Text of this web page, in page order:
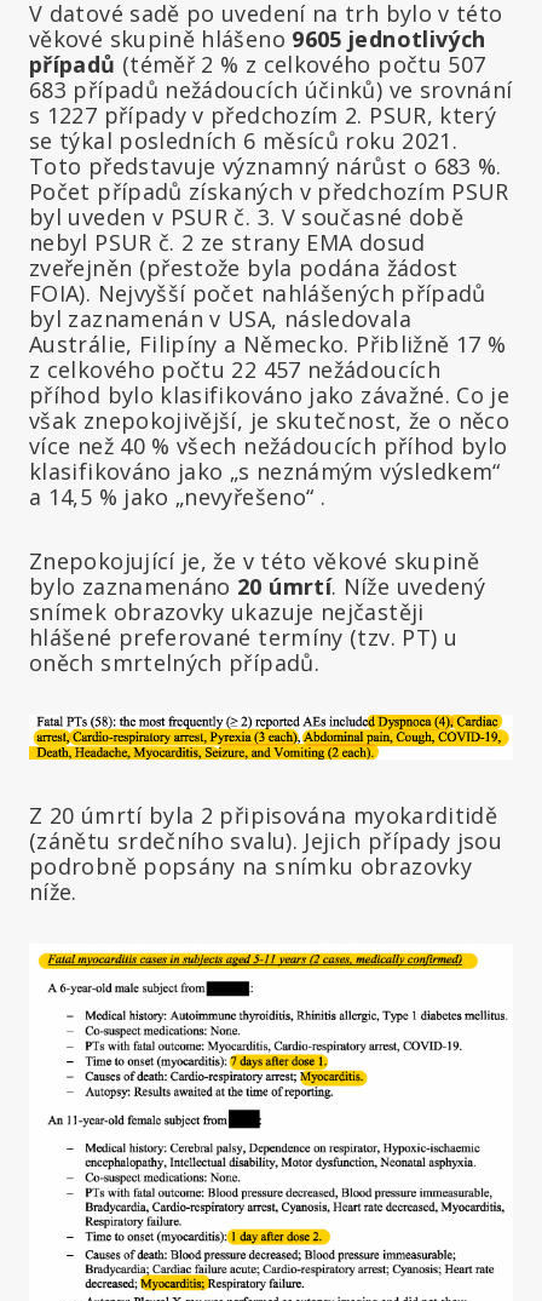
V datové sadě po uvedení na trh bylo v této
věkové skupině hlášeno 9605 jednotlivých
případů (téměř 2 % z celkového počtu 507
683 případů nežádoucích účinků) ve srovnání
s 1227 případy v předchozím 2. PSUR, který
se týkal posledních 6 měsíců roku 2021.
Toto představuje významný nárůst o 683 %.
Počet případů získaných v předchozím PSUR
byl uveden v PSUR č. 3. V současné době
nebyl PSUR č. 2 ze strany EMA dosud
zveřejněn (přestože byla podána žádost
FOIA). Nejvyšší počet nahlášených případů
byl zaznamenán v USA, následovala
Austrálie, Filipíny a Německo. Přibližně 17 %
z celkového počtu 22 457 nežádoucích
příhod bylo klasifikováno jako závažné. Co je
však znepokojivější, je skutečnost, že o něco
více než 40 % všech nežádoucích příhod bylo
klasifikováno jako „s neznámým výsledkem“
a 14,5 % jako „nevyřešeno“ .
Znepokojující je, že v této věkové skupině
bylo zaznamenáno 20 úmrtí. Níže uvedený
snímek obrazovky ukazuje nejčastěji
hlášené preferované termíny (tzv. PT) u
oněch smrtelných případů.
Z 20 úmrtí byla 2 připisována myokarditidě
(zánětu srdečního svalu). Jejich případy jsou
podrobně popsány na snímku obrazovky
níže.